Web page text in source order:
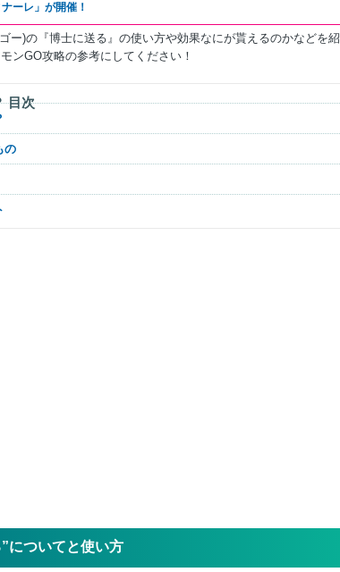
ーレ」が開催！
ー)の『博士に送る』の使い方や効果なにが貰えるのかなどを
ンGO攻略の参考にしてください！
目次
の
についてと使い方